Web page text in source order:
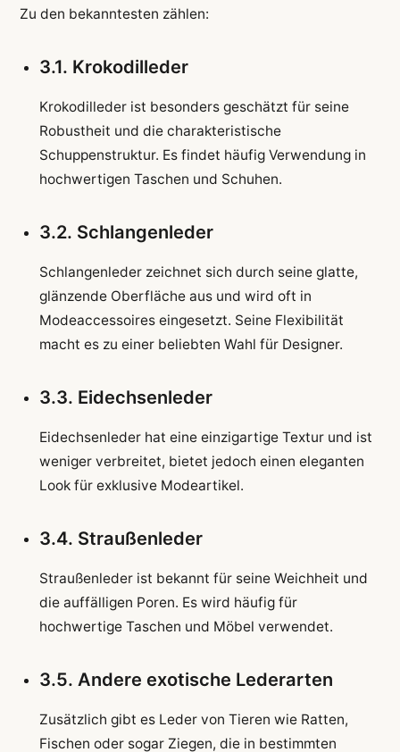
Zu den bekanntesten zählen:
3.1. Krokodilleder
Krokodilleder ist besonders geschätzt für seine
Robustheit und die charakteristische
Schuppenstruktur. Es findet häufig Verwendung in
hochwertigen Taschen und Schuhen.
3.2. Schlangenleder
Schlangenleder zeichnet sich durch seine glatte,
glänzende Oberfläche aus und wird oft in
Modeaccessoires eingesetzt. Seine Flexibilität
macht es zu einer beliebten Wahl für Designer.
3.3. Eidechsenleder
Eidechsenleder hat eine einzigartige Textur und ist
weniger verbreitet, bietet jedoch einen eleganten
Look für exklusive Modeartikel.
3.4. Straußenleder
Straußenleder ist bekannt für seine Weichheit und
die auffälligen Poren. Es wird häufig für
hochwertige Taschen und Möbel verwendet.
3.5. Andere exotische Lederarten
Zusätzlich gibt es Leder von Tieren wie Ratten,
Fischen oder sogar Ziegen, die in bestimmten